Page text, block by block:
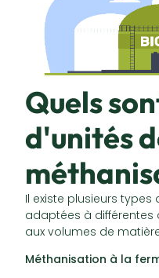
Quels
d'unités
Il existe plusieurs types
adaptées à
aux volumes de
Méthanisation à la